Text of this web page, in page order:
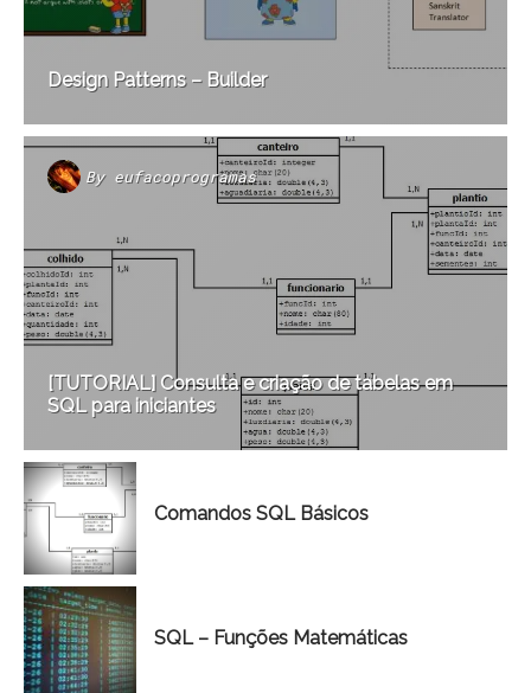
Design Patterns – Builder
By eufacoprogramas
[TUTORIAL] Consulta e criação de tabelas em
SQL para iniciantes
Comandos SQL Básicos
SQL – Funções Matemáticas